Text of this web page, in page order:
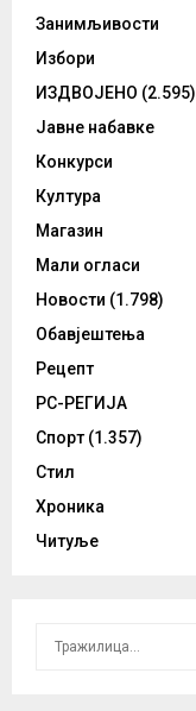
Занимљивости
Избори
ИЗДВОЈЕНО (2.595)
Јавне набавке
Конкурси
Култура
Магазин
Мали огласи
Новости (1.798)
Обавјештења
Рецепт
РС-РЕГИЈА
Спорт (1.357)
Стил
Хроника
Читуље